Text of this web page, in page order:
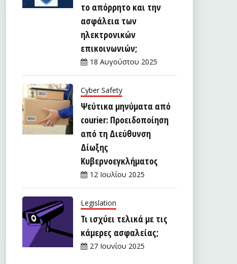
το απόρρητο και την
ασφάλεια των
ηλεκτρονικών
επικοινωνιών;
18 Αυγούστου 2025
Cyber Safety
Ψεύτικα μηνύματα από
courier: Προειδοποίηση
από τη Διεύθυνση
Δίωξης
Κυβερνοεγκλήματος
12 Ιουλίου 2025
Legislation
Τι ισχύει τελικά με τις
κάμερες ασφαλείας;
27 Ιουνίου 2025